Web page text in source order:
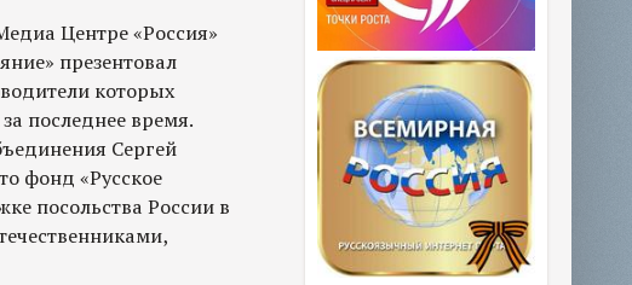
Центре «Россия»
презентовал
которых
последнее время.
Сергей
фонд «Русское
посольства России в